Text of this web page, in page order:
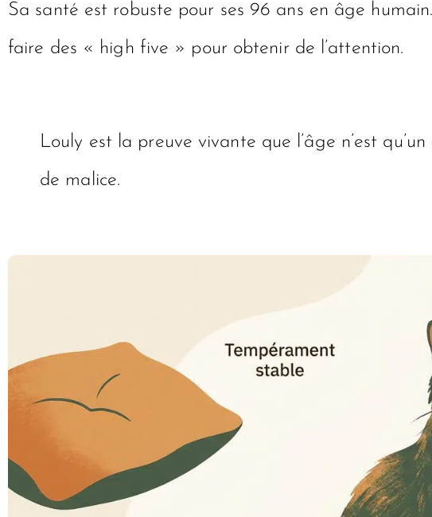
Sa santé est robuste pour ses 96 ans en âge
faire des « high five » pour obtenir de l’attention.
Louly est la preuve vivante que l’âge n’est
de malice.